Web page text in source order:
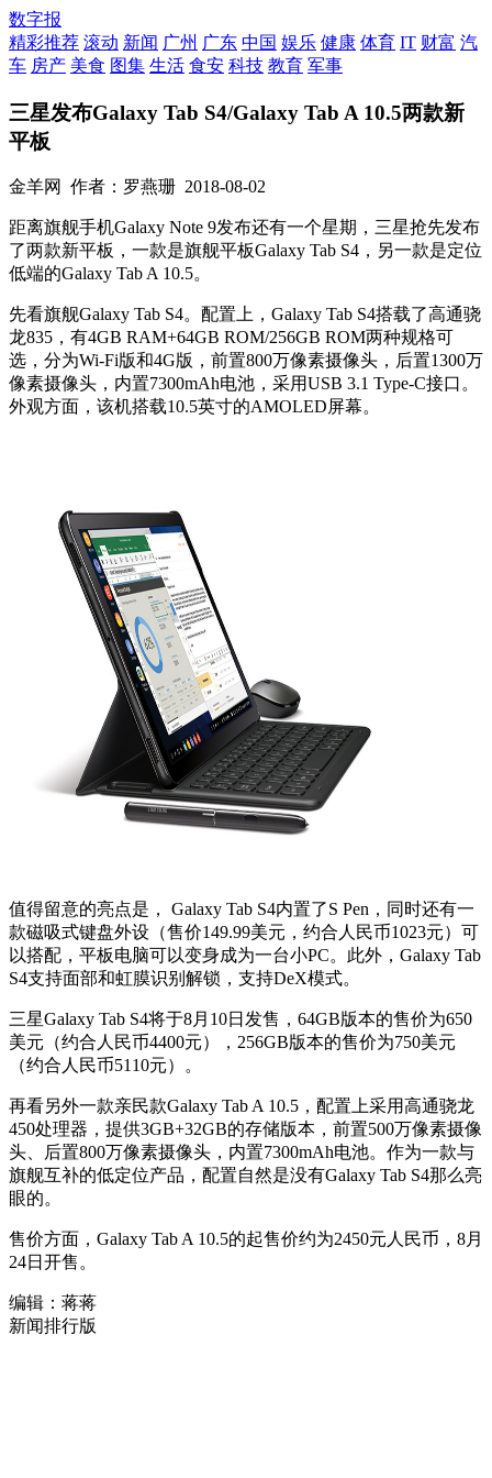
数字报
精彩推荐 滚动 新闻 广州 广东 中国 娱乐 健康 体育 IT 财富 汽
车 房产 美食 图集 生活 食安 科技 教育 军事
三星发布Galaxy Tab S4/Galaxy Tab A 10.5两款新
平板
金羊网 作者：罗燕珊 2018-08-02
距离旗舰手机Galaxy Note 9发布还有一个星期，三星抢先发布
了两款新平板，一款是旗舰平板Galaxy Tab S4，另一款是定位
低端的Galaxy Tab A 10.5。
先看旗舰Galaxy Tab S4。配置上，Galaxy Tab S4搭载了高通骁
龙835，有4GB RAM+64GB ROM/256GB ROM两种规格可
选，分为Wi-Fi版和4G版，前置800万像素摄像头，后置1300万
像素摄像头，内置7300mAh电池，采用USB 3.1 Type-C接口。
外观方面，该机搭载10.5英寸的AMOLED屏幕。
值得留意的亮点是， Galaxy Tab S4内置了S Pen，同时还有一
款磁吸式键盘外设（售价149.99美元，约合人民币1023元）可
以搭配，平板电脑可以变身成为一台小PC。此外，Galaxy Tab
S4支持面部和虹膜识别解锁，支持DeX模式。
三星Galaxy Tab S4将于8月10日发售，64GB版本的售价为650
美元（约合人民币4400元），256GB版本的售价为750美元
（约合人民币5110元）。
再看另外一款亲民款Galaxy Tab A 10.5，配置上采用高通骁龙
450处理器，提供3GB+32GB的存储版本，前置500万像素摄像
头、后置800万像素摄像头，内置7300mAh电池。作为一款与
旗舰互补的低定位产品，配置自然是没有Galaxy Tab S4那么亮
眼的。
售价方面，Galaxy Tab A 10.5的起售价约为2450元人民币，8月
24日开售。
编辑：蒋蒋
新闻排行版